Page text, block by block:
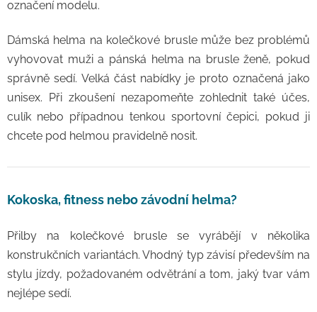
označení modelu.
Dámská helma na kolečkové brusle může bez problémů
vyhovovat muži a pánská helma na brusle ženě, pokud
správně sedí. Velká část nabídky je proto označená jako
unisex. Při zkoušení nezapomeňte zohlednit také účes,
culík nebo případnou tenkou sportovní čepici, pokud ji
chcete pod helmou pravidelně nosit.
Kokoska, fitness nebo závodní helma?
Přilby na kolečkové brusle se vyrábějí v několika
konstrukčních variantách. Vhodný typ závisí především na
stylu jízdy, požadovaném odvětrání a tom, jaký tvar vám
nejlépe sedí.